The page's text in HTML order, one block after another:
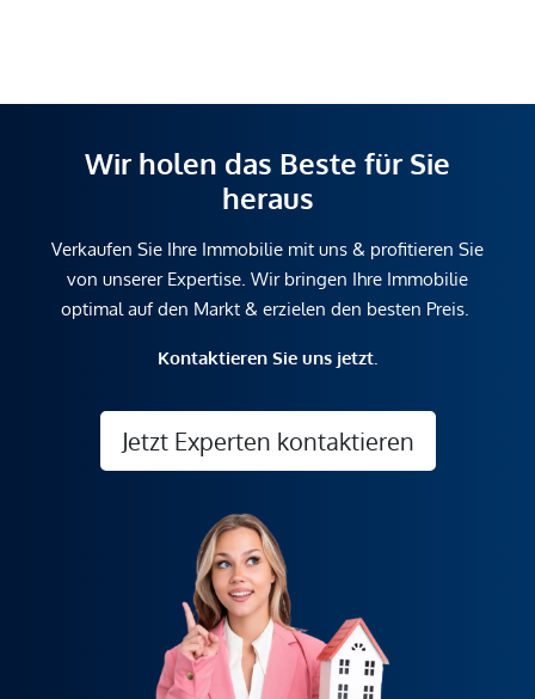
Wir holen das Beste für Sie
heraus
Verkaufen Sie Ihre Immobilie mit uns & profitieren Sie
von unserer Expertise. Wir bringen Ihre Immobilie
optimal auf den Markt & erzielen den besten Preis.
Kontaktieren Sie uns jetzt.
Jetzt Experten kontaktieren